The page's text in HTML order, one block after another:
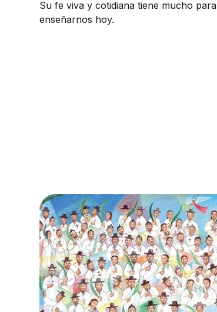
Su fe viva y cotidiana tiene mucho para
enseñarnos hoy.